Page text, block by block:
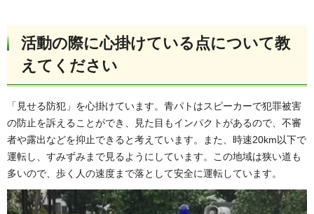
活動の際に心掛けている点について教
えてください
「見せる防犯」を心掛けています。青パトはスピーカーで犯罪被害
の防止を訴えることができ、見た目もインパクトがあるので、不審
者や露出などを抑止できると考えています。また、時速20km以下で
運転し、すみずみまで見るようにしています。この地域は狭い道も
多いので、歩く人の速度まで落として安全に運転しています。